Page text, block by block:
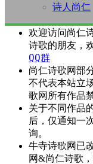
诗人尚仁
欢迎访问尚仁
诗歌的朋友，
QQ群
尚仁诗歌网部
不代表本站立
歌网所有作品
关于不同作品
后，仅通知一
询。
牛寺诗歌网已
网&尚仁诗歌